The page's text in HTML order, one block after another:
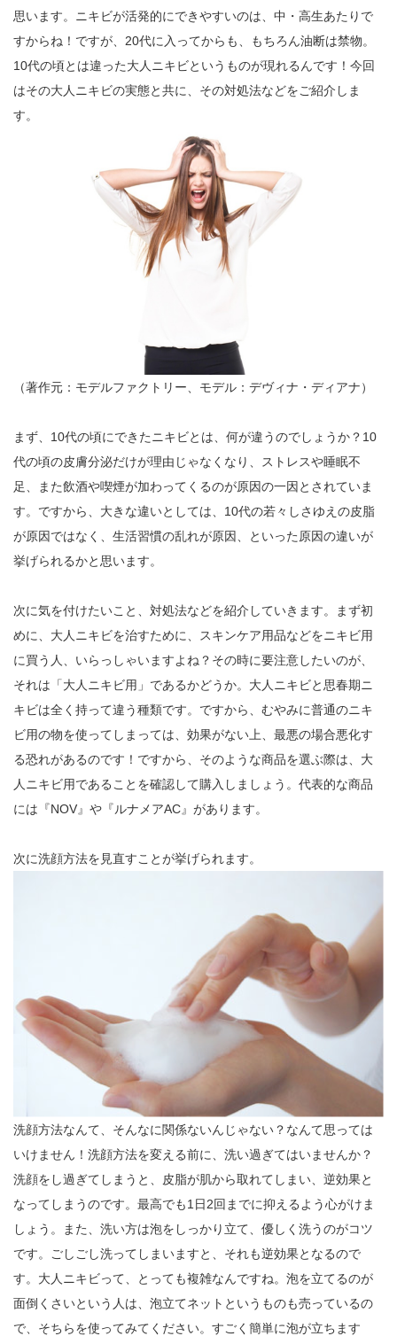
思います。ニキビが活発的にできやすいのは、中・高生あたりで
すからね！ですが、20代に入ってからも、もちろん油断は禁物。
10代の頃とは違った大人ニキビというものが現れるんです！今回
はその大人ニキビの実態と共に、その対処法などをご紹介しま
す。
（著作元：モデルファクトリー、モデル：デヴィナ・ディアナ）
まず、10代の頃にできたニキビとは、何が違うのでしょうか？10
代の頃の皮膚分泌だけが理由じゃなくなり、ストレスや睡眠不
足、また飲酒や喫煙が加わってくるのが原因の一因とされていま
す。ですから、大きな違いとしては、10代の若々しさゆえの皮脂
が原因ではなく、生活習慣の乱れが原因、といった原因の違いが
挙げられるかと思います。
次に気を付けたいこと、対処法などを紹介していきます。まず初
めに、大人ニキビを治すために、スキンケア用品などをニキビ用
に買う人、いらっしゃいますよね？その時に要注意したいのが、
それは「大人ニキビ用」であるかどうか。大人ニキビと思春期ニ
キビは全く持って違う種類です。ですから、むやみに普通のニキ
ビ用の物を使ってしまっては、効果がない上、最悪の場合悪化す
る恐れがあるのです！ですから、そのような商品を選ぶ際は、大
人ニキビ用であることを確認して購入しましょう。代表的な商品
には『NOV』や『ルナメアAC』があります。
次に洗顔方法を見直すことが挙げられます。
洗顔方法なんて、そんなに関係ないんじゃない？なんて思っては
いけません！洗顔方法を変える前に、洗い過ぎてはいませんか？
洗顔をし過ぎてしまうと、皮脂が肌から取れてしまい、逆効果と
なってしまうのです。最高でも1日2回までに抑えるよう心がけま
しょう。また、洗い方は泡をしっかり立て、優しく洗うのがコツ
です。ごしごし洗ってしまいますと、それも逆効果となるので
す。大人ニキビって、とっても複雑なんですね。泡を立てるのが
面倒くさいという人は、泡立てネットというものも売っているの
で、そちらを使ってみてください。すごく簡単に泡が立ちます